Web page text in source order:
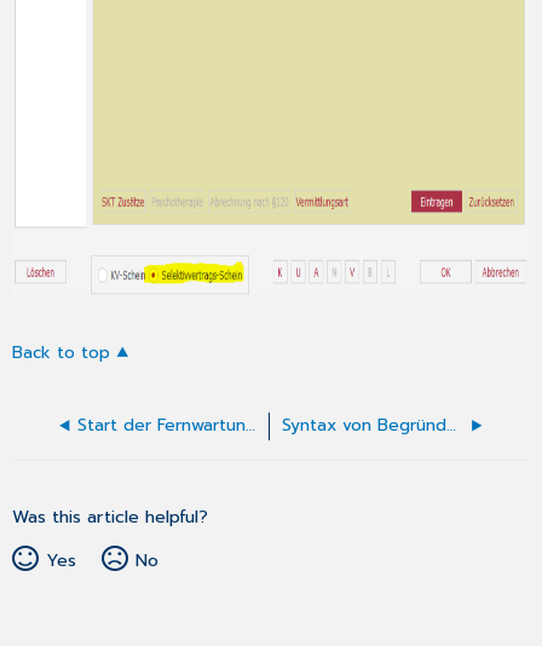
Back to top
Start der Fernwartung aus CGM MEDISTAR Syntax von Begründungen und sonstigen Angaben
Was this article helpful?
Yes
No